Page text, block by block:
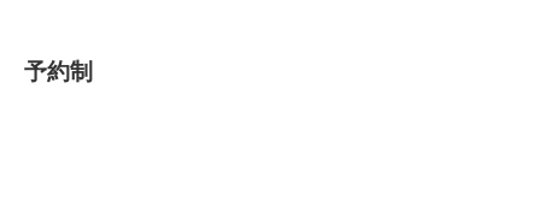
予約制